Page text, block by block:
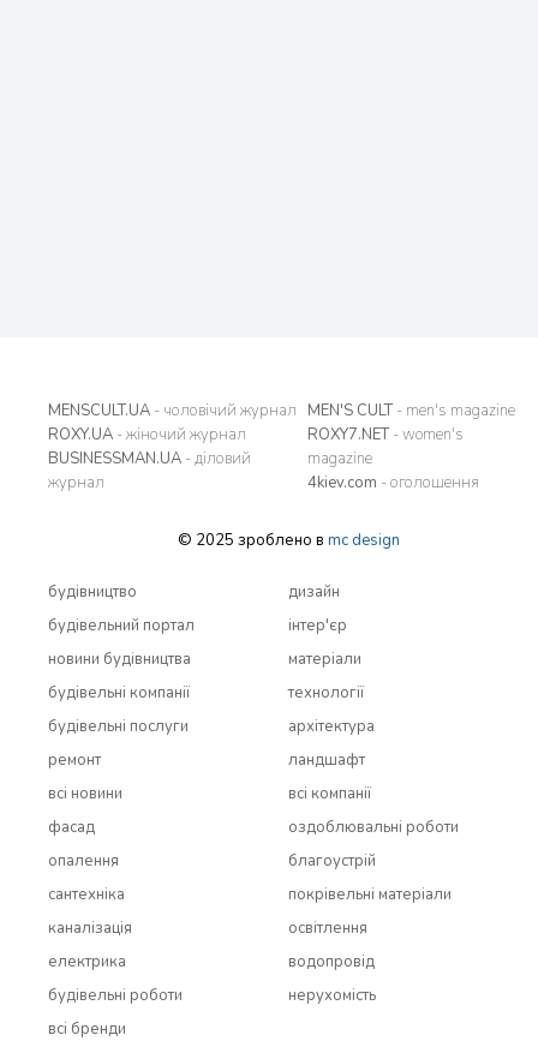
MENSCULT.UA - чоловічий журнал
ROXY.UA - жіночий журнал
BUSINESSMAN.UA - діловий
журнал
MEN'S CULT- men's magazine
ROXY7.NET- women's
magazine
4kiev.com - оголошення
© 2025 зроблено в mc design
будівництво
будівельний портал
новини будівництва
будівельні компанії
будівельні послуги
ремонт
всi новини
дизайн
інтер'єр
матеріали
технології
архітектура
ландшафт
всi компанії
фасад
опалення
сантехніка
каналізація
електрика
будівельні роботи
всi бренди
оздоблювальні роботи
благоустрій
покрівельні матеріали
освітлення
водопровід
нерухомість